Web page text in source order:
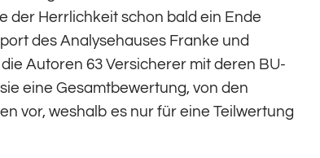
der Herrlichkeit schon bald ein Ende
des Analysehauses Franke und
Autoren 63 Versicherer mit deren BU-
eine Gesamtbewertung, von den
vor, weshalb es nur für eine Teilwertung